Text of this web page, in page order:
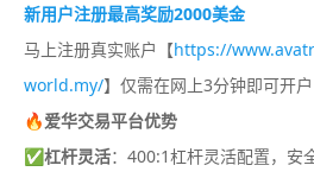
新用户注册最高奖励2000美金
马上注册真实账户【https://
world.my/】仅需在网上3分钟即可开户
🔥爱华交易平台优势
✅杠杆灵活：400:1杠杆灵活配置，安